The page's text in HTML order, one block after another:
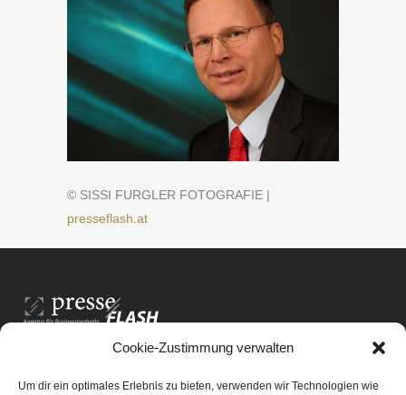
Cookie-Zustimmung verwalten
Um dir ein optimales Erlebnis zu bieten, verwenden wir Technologien wie
© SISSI FURGLER FOTOGRAFIE |
presseflash.at
PresseFlash e.U.